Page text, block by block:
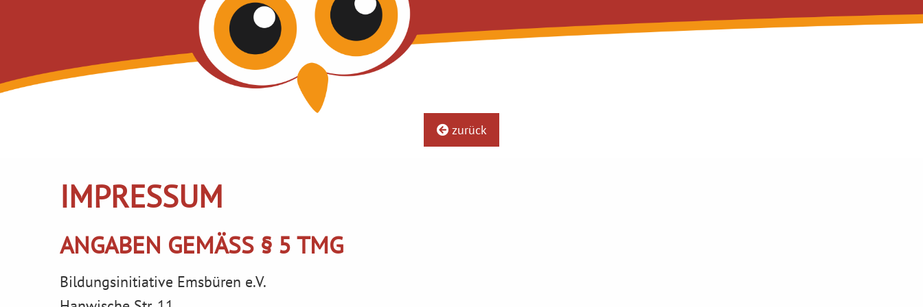
zurück
IMPRESSUM
ANGABEN GEMÄSS § 5 TMG
Bildungsinitiative Emsbüren e.V.